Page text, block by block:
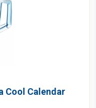
Cool Calendar